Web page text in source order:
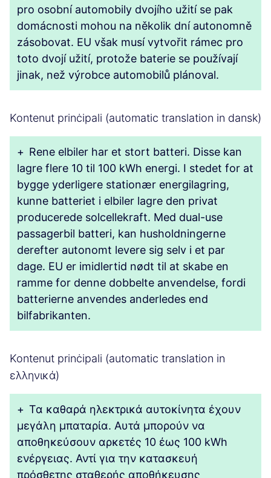
pro osobní automobily dvojího užití se pak
domácnosti mohou na několik dní autonomně
zásobovat. EU však musí vytvořit rámec pro
toto dvojí užití, protože baterie se používají
jinak, než výrobce automobilů plánoval.
Kontenut prinċipali (automatic translation in dansk)
+ Rene elbiler har et stort batteri. Disse kan
lagre flere 10 til 100 kWh energi. I stedet for at
bygge yderligere stationær energilagring,
kunne batteriet i elbiler lagre den privat
producerede solcellekraft. Med dual-use
passagerbil batteri, kan husholdningerne
derefter autonomt levere sig selv i et par
dage. EU er imidlertid nødt til at skabe en
ramme for denne dobbelte anvendelse, fordi
batterierne anvendes anderledes end
bilfabrikanten.
Kontenut prinċipali (automatic translation in
ελληνικά)
+ Τα καθαρά ηλεκτρικά αυτοκίνητα έχουν
μεγάλη μπαταρία. Αυτά μπορούν να
αποθηκεύσουν αρκετές 10 έως 100 kWh
ενέργειας. Αντί για την κατασκευή
πρόσθετης σταθερής αποθήκευσης